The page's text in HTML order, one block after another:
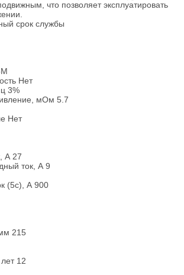
что позволяет эксплуатировать
Нет
3%
мОм 5.7
Нет
А 27
ток, А 9
(5с), А 900
215
12